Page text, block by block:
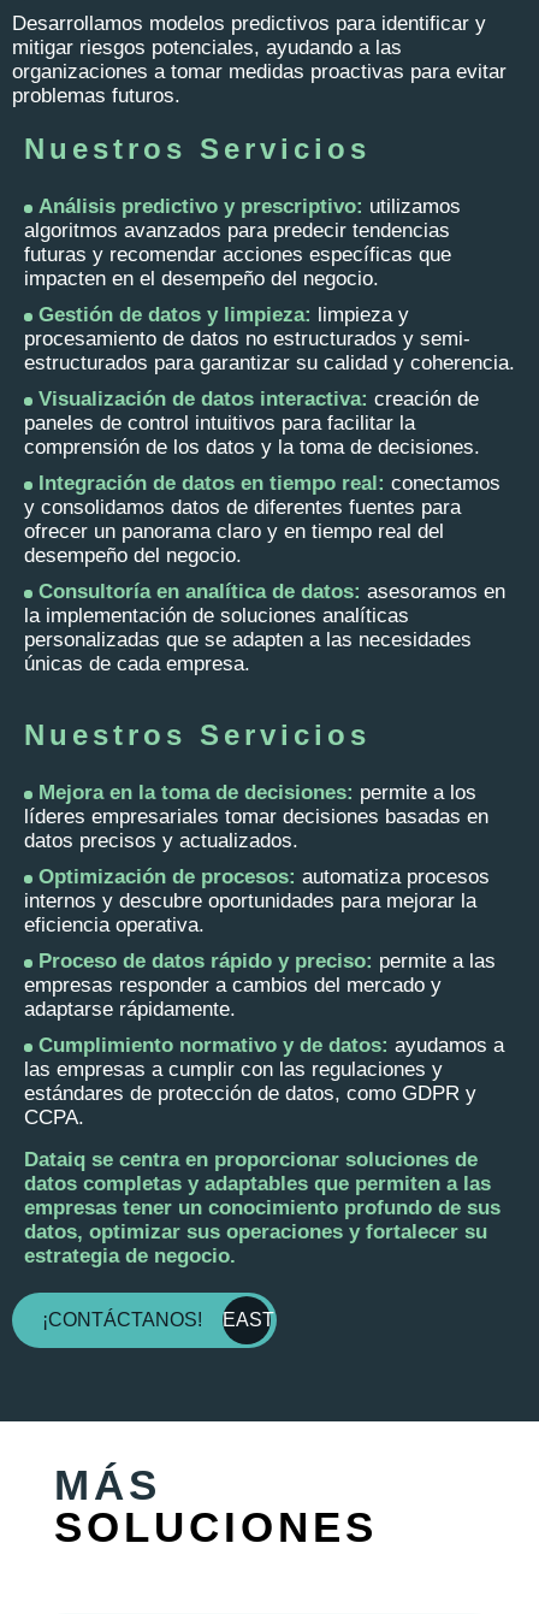
Desarrollamos modelos predictivos para identificar y
mitigar riesgos potenciales, ayudando a las
organizaciones a tomar medidas proactivas para evitar
problemas futuros.
Nuestros Servicios
Análisis predictivo y prescriptivo: utilizamos
algoritmos avanzados para predecir tendencias
futuras y recomendar acciones específicas que
impacten en el desempeño del negocio.
Gestión de datos y limpieza: limpieza y
procesamiento de datos no estructurados y semi-
estructurados para garantizar su calidad y coherencia.
Visualización de datos interactiva: creación de
paneles de control intuitivos para facilitar la
comprensión de los datos y la toma de decisiones.
Integración de datos en tiempo real: conectamos
y consolidamos datos de diferentes fuentes para
ofrecer un panorama claro y en tiempo real del
desempeño del negocio.
Consultoría en analítica de datos: asesoramos en
la implementación de soluciones analíticas
personalizadas que se adapten a las necesidades
únicas de cada empresa.
Nuestros Servicios
Mejora en la toma de decisiones: permite a los
líderes empresariales tomar decisiones basadas en
datos precisos y actualizados.
Optimización de procesos: automatiza procesos
internos y descubre oportunidades para mejorar la
eficiencia operativa.
Proceso de datos rápido y preciso: permite a las
empresas responder a cambios del mercado y
adaptarse rápidamente.
Cumplimiento normativo y de datos: ayudamos a
las empresas a cumplir con las regulaciones y
estándares de protección de datos, como GDPR y
CCPA.
Dataiq se centra en proporcionar soluciones de
datos completas y adaptables que permiten a las
empresas tener un conocimiento profundo de sus
datos, optimizar sus operaciones y fortalecer su
estrategia de negocio.
¡CONTÁCTANOS! EAST
MÁS
SOLUCIONES